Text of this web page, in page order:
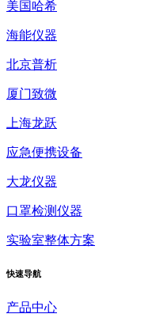
美国哈希
海能仪器
北京普析
厦门致微
上海龙跃
应急便携设备
大龙仪器
口罩检测仪器
实验室整体方案
快速导航
产品中心